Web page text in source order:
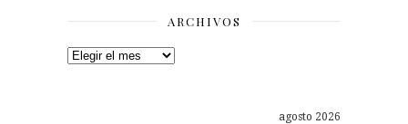
ARCHIVOS
Archivos
agosto 2026